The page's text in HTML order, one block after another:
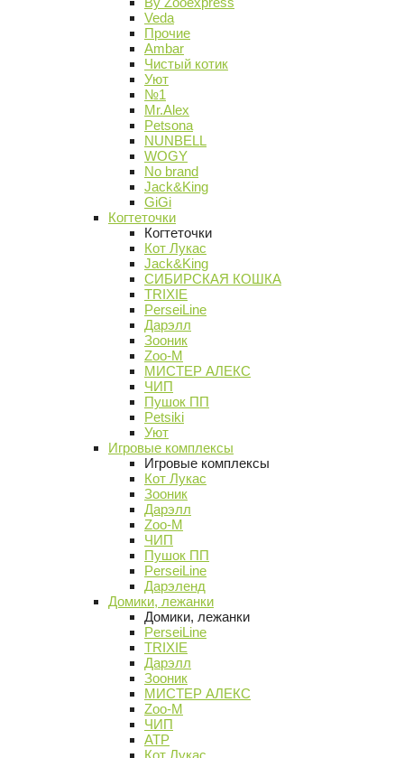
Veda
Прочие
Ambar
Чистый котик
Уют
№1
Mr.Alex
Petsona
NUNBELL
WOGY
No brand
Jack&King
GiGi
Когтеточки
Когтеточки
Кот Лукас
Jack&King
СИБИРСКАЯ КОШКА
TRIXIE
PerseiLine
Дарэлл
Зооник
Zoo-M
МИСТЕР АЛЕКС
ЧИП
Пушок ПП
Petsiki
Уют
Игровые комплексы
Игровые комплексы
Кот Лукас
Зооник
Дарэлл
Zoo-M
ЧИП
Пушок ПП
PerseiLine
Дарэленд
Домики, лежанки
Домики, лежанки
PerseiLine
TRIXIE
Дарэлл
Зооник
МИСТЕР АЛЕКС
Zoo-M
ЧИП
АТР
Кот Лукас